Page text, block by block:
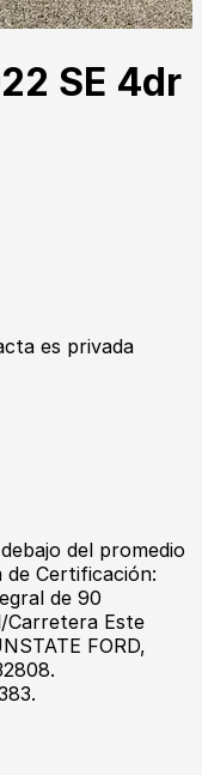
SE 4dr
es privada
del promedio
de Certificación:
de 90
Carretera Este
FORD,